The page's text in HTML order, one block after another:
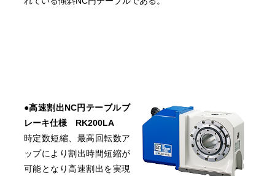
●高速割出NC円テーブルブ
レーキ仕様 RK200LA
時定数短縮、最高回転数ア
ップにより割出時間短縮が
可能となり高速割出を実現